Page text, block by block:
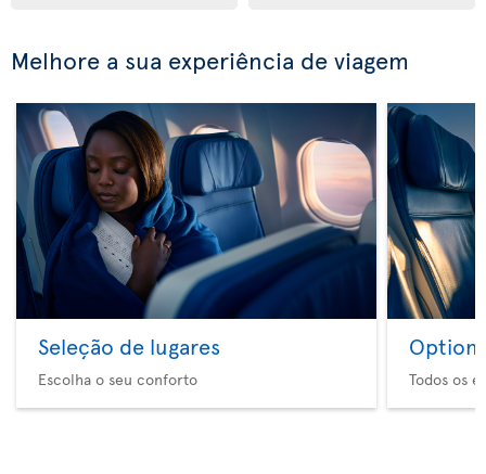
Melhore a sua experiência de viagem
Seleção de lugares
Escolha o seu conforto
Option
Todos os